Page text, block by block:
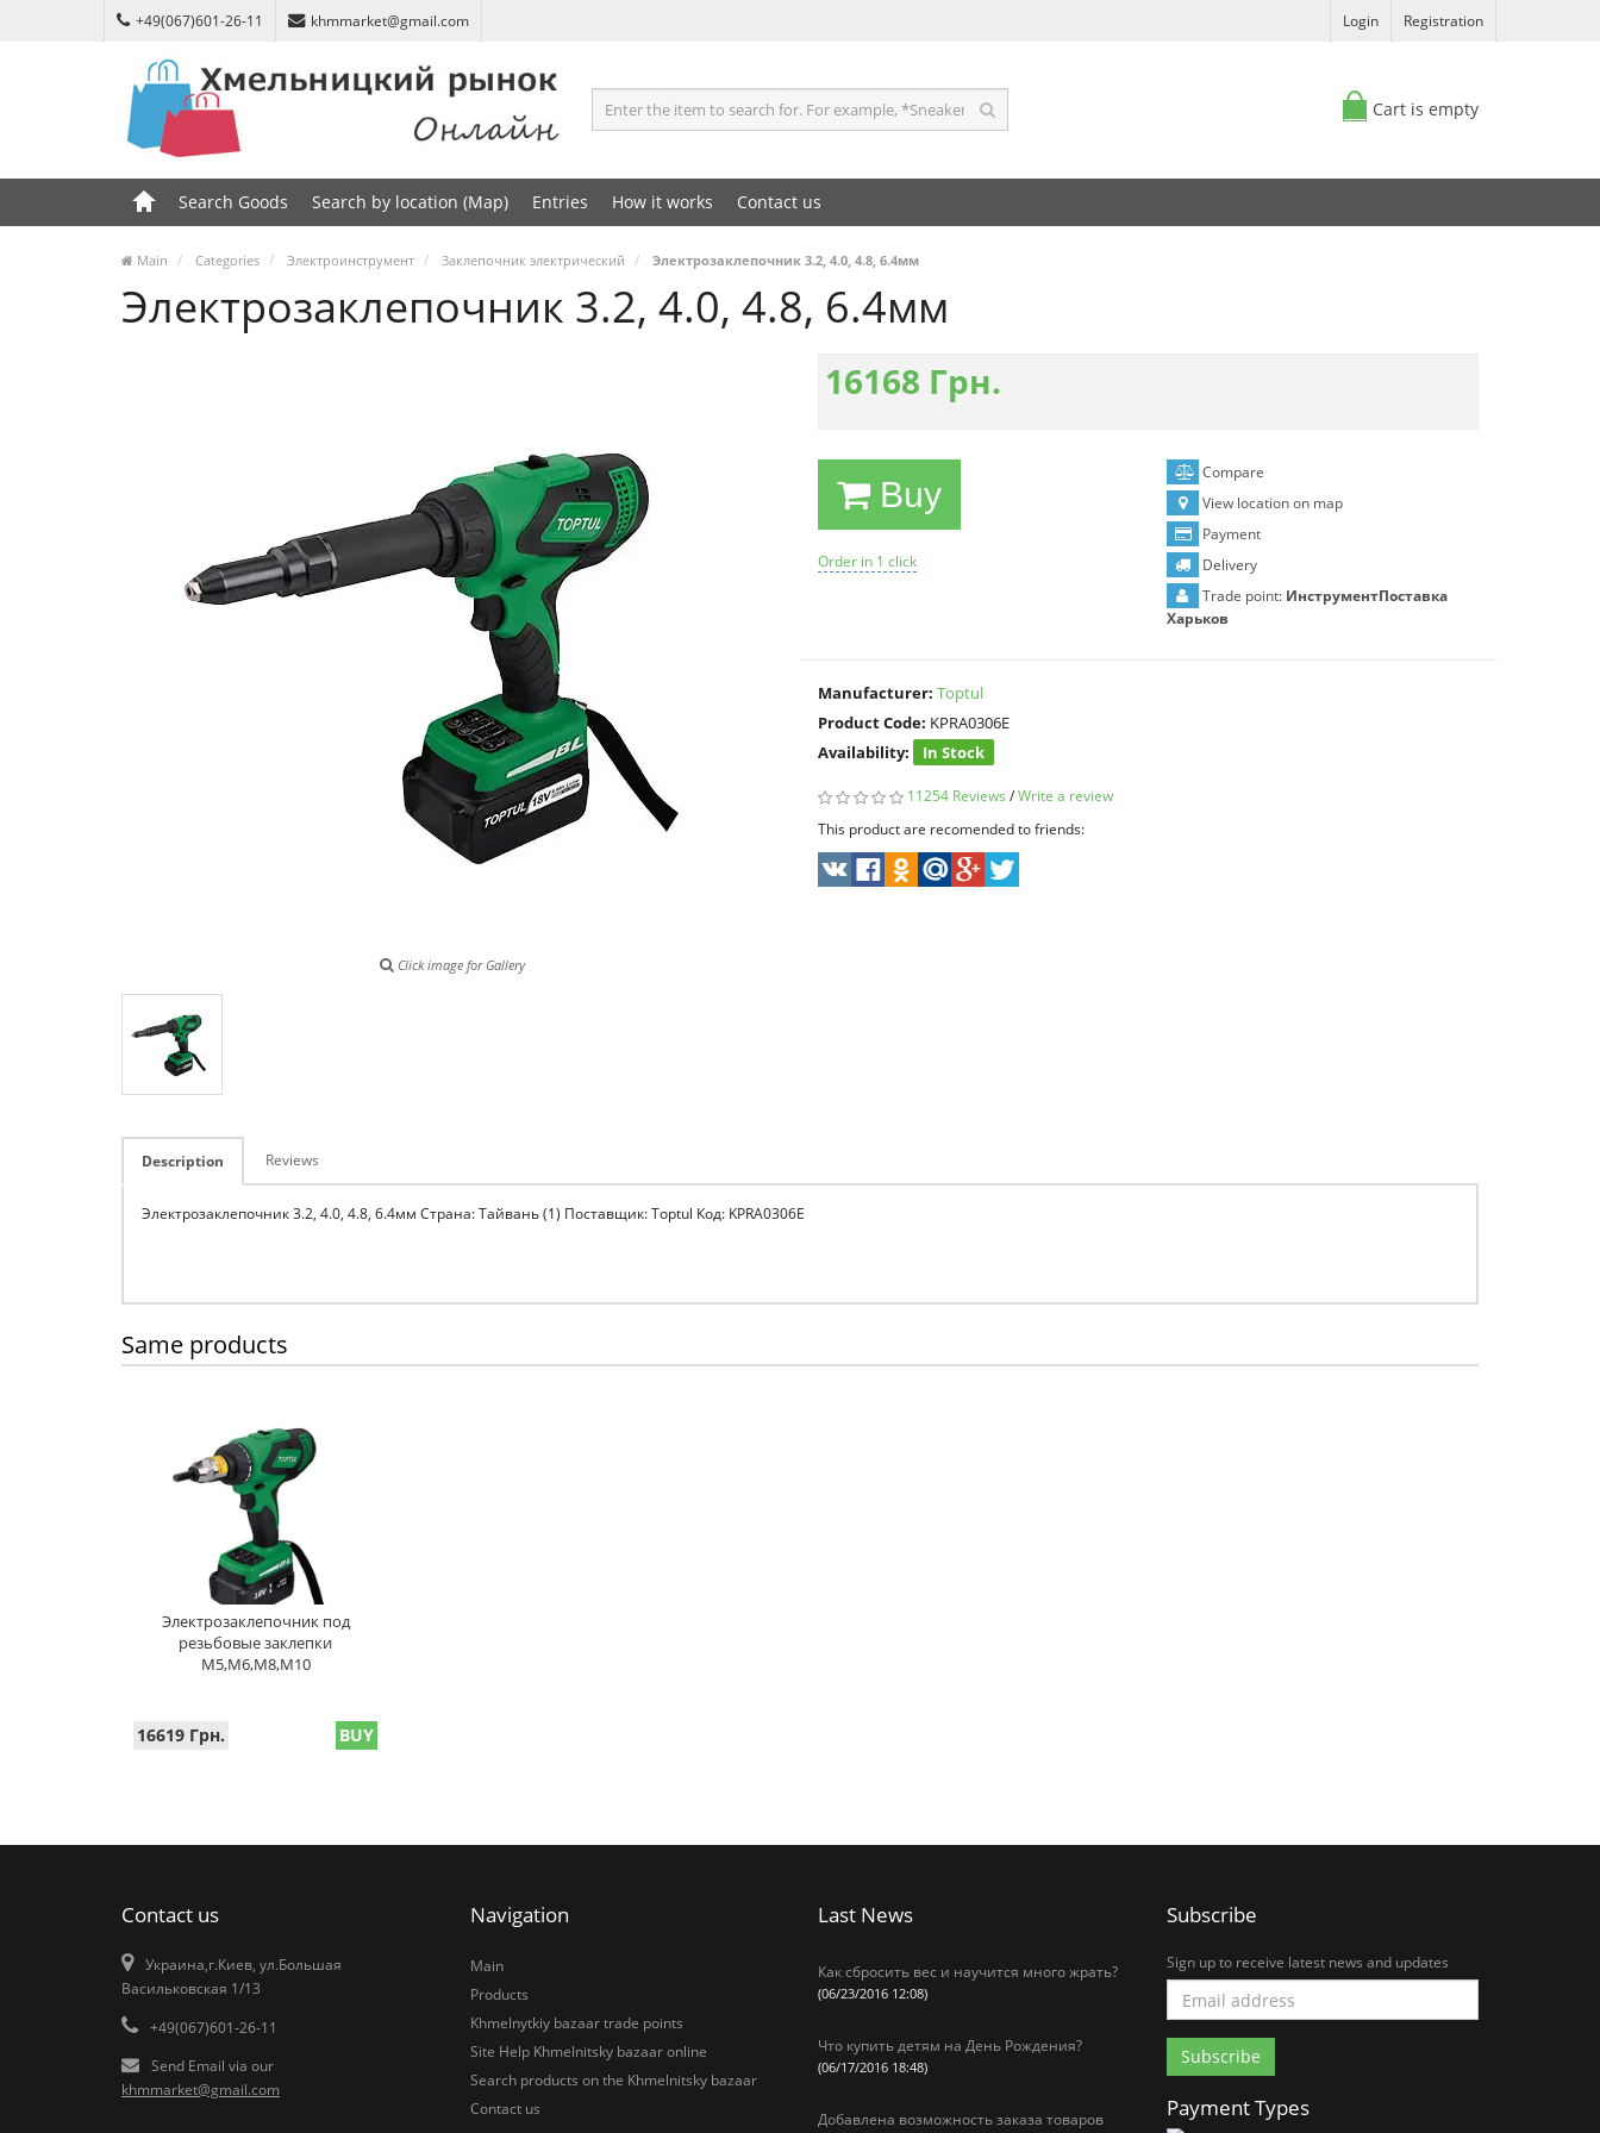
+49(067)601-26-11 khmmarket@gmail.com Login Registration
Cart is empty
Search Goods Search by location (Map) Entries How it works Contact us
Main Categories Электроинструмент Заклепочник электрический Электрозаклепочник 3.2, 4.0, 4.8, 6.4мм
Электрозаклепочник 3.2, 4.0, 4.8, 6.4мм
Click image for Gallery
16168 Грн.
Buy
Order in 1 click
Compare
View location on map
Payment
Delivery
Trade point: ИнструментПоставка
Харьков
Manufacturer: Toptul
Product Code: KPRA0306E
Availability:
In Stock
11254 Reviews /Write a review
This product are recomended to friends:
Description Reviews
Электрозаклепочник 3.2, 4.0, 4.8, 6.4мм Страна: Тайвань (1) Поставщик: Toptul Код: KPRA0306E
Same products
Электрозаклепочник под
резьбовые заклепки
M5,M6,M8,M10
16619 Грн. BUY
Contact us
Украина,г.Киев, ул.Большая
Васильковская 1/13
+49(067)601-26-11
Send Email via our
khmmarket@gmail.com
Navigation
Main
Products
Khmelnytkiy bazaar trade points
Site Help Khmelnitsky bazaar online
Search products on the Khmelnitsky bazaar
Contact us
Last News
Как сбросить вес и научится много жрать?
(06/23/2016 12:08)
Что купить детям на День Рождения?
(06/17/2016 18:48)
Добавлена возможность заказа товаров
Subscribe
Sign up to receive latest news and updates
Payment Types